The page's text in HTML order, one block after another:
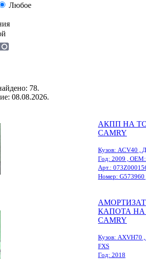
Любое
78.
08.08.2026.
АКПП НА
CAMRY
Кузов: ACV40 ,
Год: 2009 ,
Арт.:
Номер: G573960
КАПОТА НА
CAMRY
Кузов: AXVH70
FXS
Год: 2018